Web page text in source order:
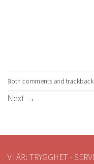
Both comments and
Next →
VI ÄR: TRYGGHET -